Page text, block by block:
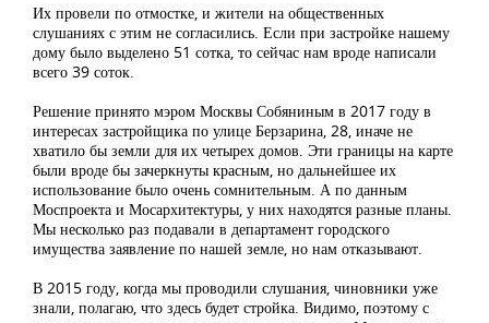
Их провели по отмостке, и жители на общественных
слушаниях с этим не согласились. Если при застройке нашему
дому было выделено 51 сотка, то сейчас нам вроде написали
всего 39 соток.
Решение принято мэром Москвы Собяниным в 2017 году в
интересах застройщика по улице Берзарина, 28, иначе не
хватило бы земли для их четырех домов. Эти границы на карте
были вроде бы зачеркнуты красным, но дальнейшее их
использование было очень сомнительным. А по данным
Моспроекта и Мосархитектуры, у них находятся разные планы.
Мы несколько раз подавали в департамент городского
имущества заявление по нашей земле, но нам отказывают.
В 2015 году, когда мы проводили слушания, чиновники уже
знали, полагаю, что здесь будет стройка. Видимо, поэтому с